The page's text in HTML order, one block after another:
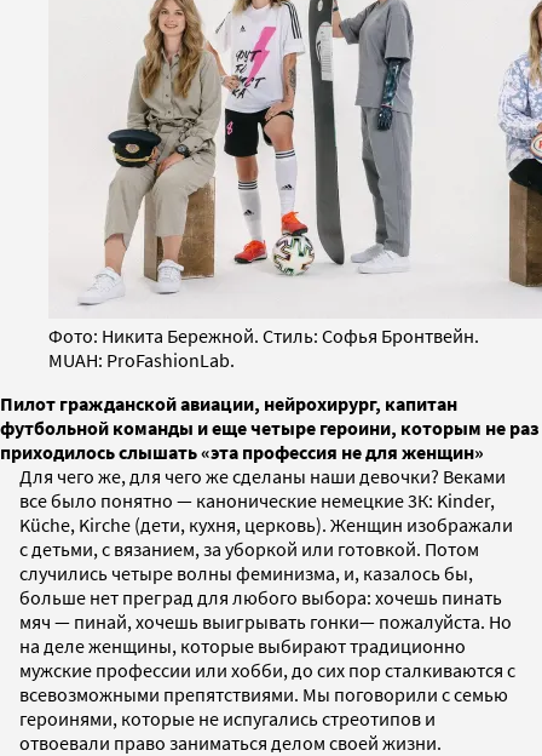
Фото: Никита Бережной. Стиль: Софья Бронтвейн.
MUAH: ProFashionLab.
Пилот гражданской авиации, нейрохирург, капитан
футбольной команды и еще четыре героини, которым не раз
приходилось слышать «эта профессия не для женщин»
Для чего же, для чего же сделаны наши девочки? Веками
все было понятно — канонические немецкие 3К: Kinder,
Küche, Kirche (дети, кухня, церковь). Женщин изображали
с детьми, с вязанием, за уборкой или готовкой. Потом
случились четыре волны феминизма, и, казалось бы,
больше нет преград для любого выбора: хочешь пинать
мяч — пинай, хочешь выигрывать гонки— пожалуйста. Но
на деле женщины, которые выбирают традиционно
мужские профессии или хобби, до сих пор сталкиваются с
всевозможными препятствиями. Мы поговорили с семью
героинями, которые не испугались стреотипов и
отвоевали право заниматься делом своей жизни.